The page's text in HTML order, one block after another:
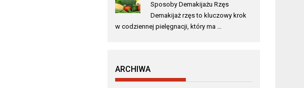
Sposoby Demakijażu Rzęs
Demakijaż rzęs to kluczowy krok
w codziennej pielęgnacji, który ma …
ARCHIWA